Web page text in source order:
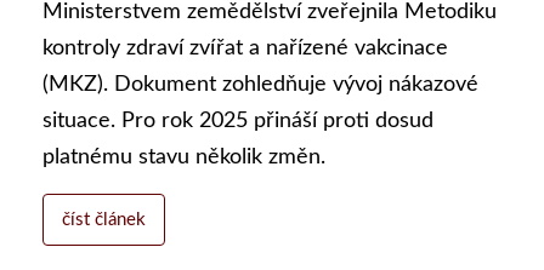
Ministerstvem zemědělství zveřejnila Metodiku
kontroly zdraví zvířat a nařízené vakcinace
(MKZ). Dokument zohledňuje vývoj nákazové
situace. Pro rok 2025 přináší proti dosud
platnému stavu několik změn.
číst článek